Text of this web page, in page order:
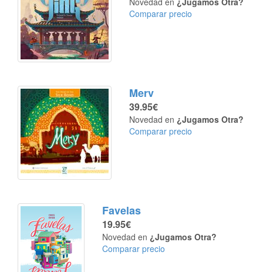
Comparar precio
Merv
39.95€
Novedad en ¿Jugamos Otra?
Comparar precio
Favelas
19.95€
Novedad en ¿Jugamos Otra?
Comparar precio